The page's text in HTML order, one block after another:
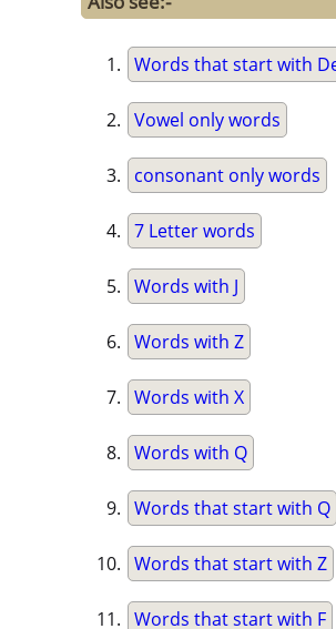
Words that start with
Vowel only words
consonant only words
7 Letter words
Words with J
Words with Z
Words with X
Words with Q
Words that start with Q
Words that start with Z
Words that start with F